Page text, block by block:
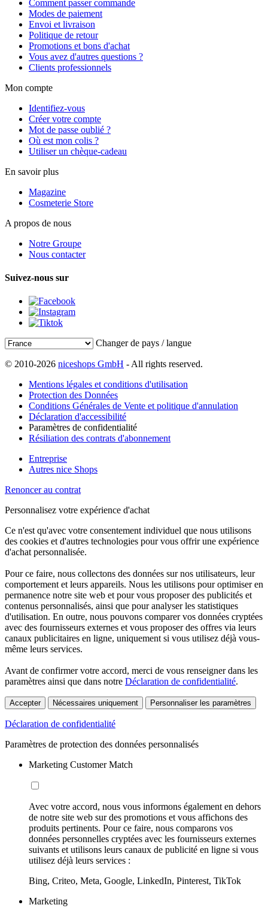
Comment passer commande
Modes de paiement
Envoi et livraison
Politique de retour
Promotions et bons d'achat
Vous avez d'autres questions ?
Clients professionnels
Mon compte
Identifiez-vous
Créer votre compte
Mot de passe oublié ?
Où est mon colis ?
Utiliser un chèque-cadeau
En savoir plus
Magazine
Cosmeterie Store
A propos de nous
Notre Groupe
Nous contacter
Suivez-nous sur
Changer de pays / langue
© 2010-2026 niceshops GmbH - All rights reserved.
Mentions légales et conditions d'utilisation
Protection des Données
Conditions Générales de Vente et politique d'annulation
Déclaration d'accessibilité
Paramètres de confidentialité
Résiliation des contrats d'abonnement
Entreprise
Autres nice Shops
Renoncer au contrat
Personnalisez votre expérience d'achat
Ce n'est qu'avec votre consentement individuel que nous utilisons
des cookies et d'autres technologies pour vous offrir une expérience
d'achat personnalisée.
Pour ce faire, nous collectons des données sur nos utilisateurs, leur
comportement et leurs appareils. Nous les utilisons pour optimiser en
permanence notre site web et pour vous proposer des publicités et
contenus personnalisés, ainsi que pour analyser les statistiques
d'utilisation. En outre, nous pouvons comparer vos données cryptées
avec des fournisseurs externes et vous proposer des offres via leurs
canaux publicitaires en ligne, uniquement si vous utilisez déjà vous-
même leurs services.
Avant de confirmer votre accord, merci de vous renseigner dans les
paramètres ainsi que dans notre Déclaration de confidentialité.
Accepter Nécessaires uniquement Personnaliser les paramètres
Déclaration de confidentialité
Paramètres de protection des données personnalisés
Marketing Customer Match
Avec votre accord, nous vous informons également en dehors
de notre site web sur des promotions et vous affichons des
produits pertinents. Pour ce faire, nous comparons vos
données personnelles cryptées avec les fournisseurs externes
suivants et utilisons leurs canaux de publicité en ligne si vous
utilisez déjà leurs services :
Bing, Criteo, Meta, Google, LinkedIn, Pinterest, TikTok
Marketing